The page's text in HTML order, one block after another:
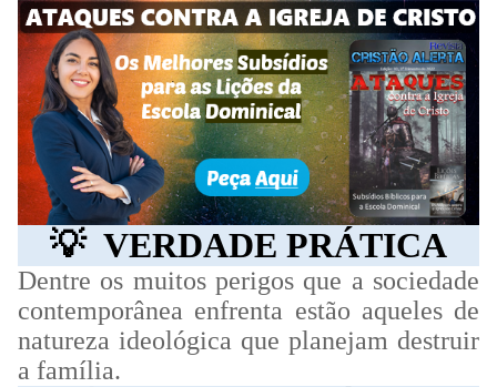
💡 VERDADE PRÁTICA
Dentre os muitos perigos que a sociedade
contemporânea enfrenta estão aqueles de
natureza ideológica que planejam destruir
a família.